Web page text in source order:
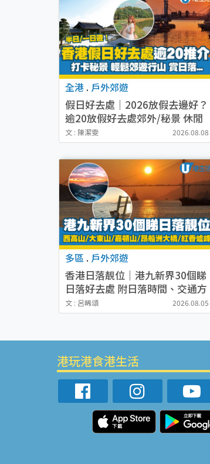
全港 . 戶外郊遊
假日好去處｜2026放假去邊好？
逾20放假好去處郊外/秘景 休閒
半日或一日遊
文 : 陳潔雯 2026.08.08
多區 . 戶外郊遊
香港日落靚位｜港九新界30個睇
日落好去處 附日落時間、交通方
式
文 : 呂晞頌 2026.08.05
港玩港食港生活